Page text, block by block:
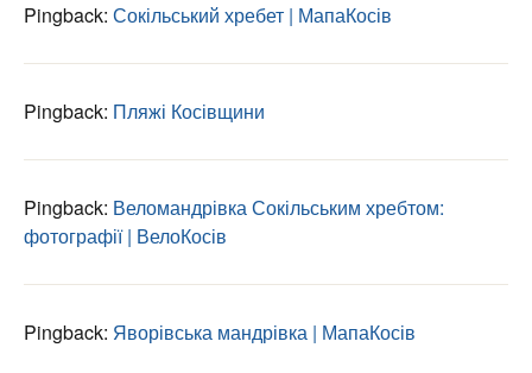
Pingback: Сокільський хребет | МапаКосів
Pingback: Пляжі Косівщини
Pingback: Веломандрівка Сокільським хребтом:
фотографії | ВелоКосів
Pingback: Яворівська мандрівка | МапаКосів